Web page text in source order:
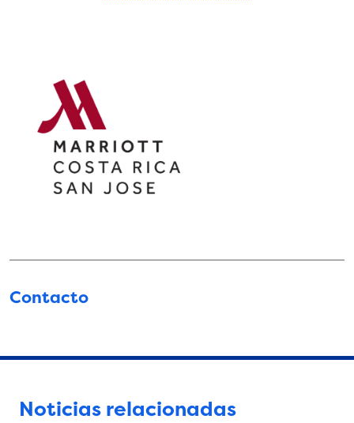
Contacto
Noticias relacionadas